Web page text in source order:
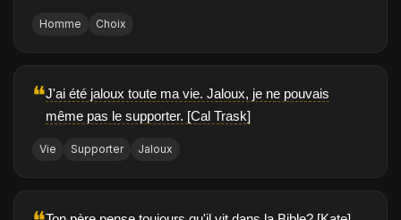
Homme Choix
❝J'ai été jaloux toute ma vie. Jaloux, je ne pouvais
même pas le supporter. [Cal Trask]
Vie Supporter Jaloux